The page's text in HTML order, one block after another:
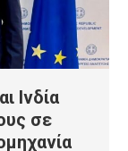
Ινδία
σε